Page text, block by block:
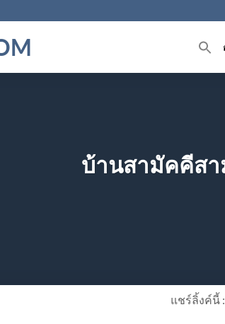
บ้านสามัคคีสา
แชร์ลิ้งค์นี้ :